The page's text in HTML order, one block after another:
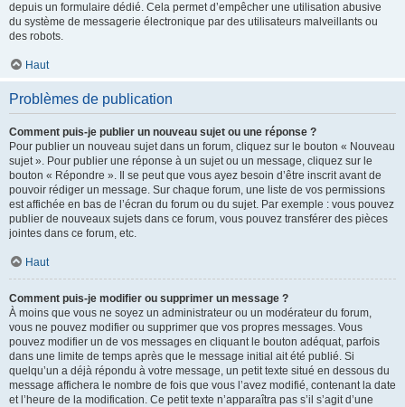
depuis un formulaire dédié. Cela permet d’empêcher une utilisation abusive
du système de messagerie électronique par des utilisateurs malveillants ou
des robots.
Haut
Problèmes de publication
Comment puis-je publier un nouveau sujet ou une réponse ?
Pour publier un nouveau sujet dans un forum, cliquez sur le bouton « Nouveau
sujet ». Pour publier une réponse à un sujet ou un message, cliquez sur le
bouton « Répondre ». Il se peut que vous ayez besoin d’être inscrit avant de
pouvoir rédiger un message. Sur chaque forum, une liste de vos permissions
est affichée en bas de l’écran du forum ou du sujet. Par exemple : vous pouvez
publier de nouveaux sujets dans ce forum, vous pouvez transférer des pièces
jointes dans ce forum, etc.
Haut
Comment puis-je modifier ou supprimer un message ?
À moins que vous ne soyez un administrateur ou un modérateur du forum,
vous ne pouvez modifier ou supprimer que vos propres messages. Vous
pouvez modifier un de vos messages en cliquant le bouton adéquat, parfois
dans une limite de temps après que le message initial ait été publié. Si
quelqu’un a déjà répondu à votre message, un petit texte situé en dessous du
message affichera le nombre de fois que vous l’avez modifié, contenant la date
et l’heure de la modification. Ce petit texte n’apparaîtra pas s’il s’agit d’une